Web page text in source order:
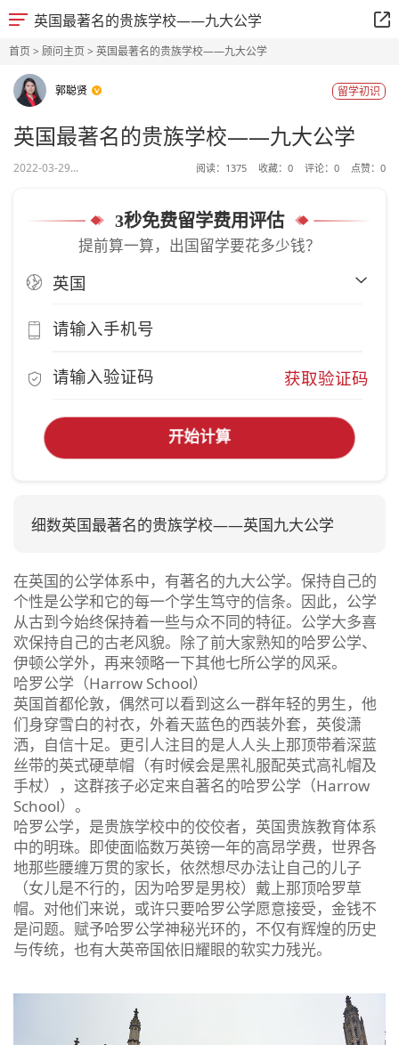
英国最著名的贵族学校——九大公学
首页> 顾问主页> 英国最著名的贵族学校——九大公学
郭聪贤 留学初识
英国最著名的贵族学校——九大公学
2022-03-29... 阅读： 1375 收藏： 0 评论： 0 点赞： 0
3秒免费留学费用评估
提前算一算，出国留学要花多少钱？
获取验证码
开始计算
细数英国最著名的贵族学校——英国九大公学
在英国的公学体系中，有著名的九大公学。保持自己的
个性是公学和它的每一个学生笃守的信条。因此，公学
从古到今始终保持着一些与众不同的特征。公学大多喜
欢保持自己的古老风貌。除了前大家熟知的哈罗公学、
伊顿公学外，再来领略一下其他七所公学的风采。
哈罗公学（Harrow School）
英国首都伦敦，偶然可以看到这么一群年轻的男生，他
们身穿雪白的衬衣，外着天蓝色的西装外套，英俊潇
洒，自信十足。更引人注目的是人人头上那顶带着深蓝
丝带的英式硬草帽（有时候会是黑礼服配英式高礼帽及
手杖），这群孩子必定来自著名的哈罗公学（Harrow
School）。
哈罗公学，是贵族学校中的佼佼者，英国贵族教育体系
中的明珠。即使面临数万英镑一年的高昂学费，世界各
地那些腰缠万贯的家长，依然想尽办法让自己的儿子
（女儿是不行的，因为哈罗是男校）戴上那顶哈罗草
帽。对他们来说，或许只要哈罗公学愿意接受，金钱不
是问题。赋予哈罗公学神秘光环的，不仅有辉煌的历史
与传统，也有大英帝国依旧耀眼的软实力残光。